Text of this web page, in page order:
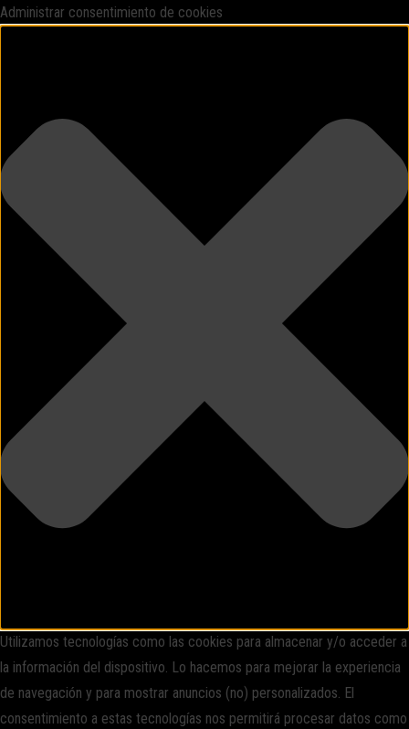
Administrar consentimiento de cookies
Utilizamos tecnologías como las cookies para almacenar y/o acceder a
la información del dispositivo. Lo hacemos para mejorar la experiencia
de navegación y para mostrar anuncios (no) personalizados. El
consentimiento a estas tecnologías nos permitirá procesar datos como